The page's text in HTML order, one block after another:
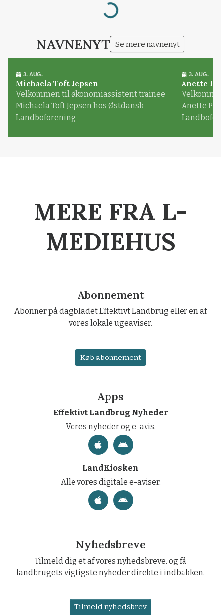
Loading...
NAVNENYT Se mere navnenyt
3. AUG.
Michaela Toft Jepsen
Velkommen til økonomiassistent trainee
Michaela Toft Jepsen hos Østdansk
Landboforening
3. AUG.
Anette
Anette
MERE FRA L-
MEDIEHUS
Abonnement
Abonner på dagbladet Effektivt Landbrug eller en af
vores lokale ugeaviser.
Køb abonnement
Apps
Effektivt Landbrug Nyheder
Vores nyheder og e-avis.
LandKiosken
Alle vores digitale e-aviser.
Nyhedsbreve
Tilmeld dig et af vores nyhedsbreve, og få
landbrugets vigtigste nyheder direkte i indbakken.
Tilmeld nyhedsbrev